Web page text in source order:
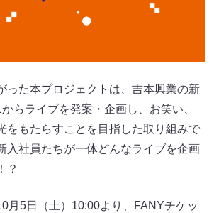
った本プロジェクトは、吉本興業の新
らライブを発案・企画し、お笑い、
をもたらすことを目指した取り組みで
入社員たちが一体どんなライブを企画
？
月5日（土）10:00より、FANYチケッ